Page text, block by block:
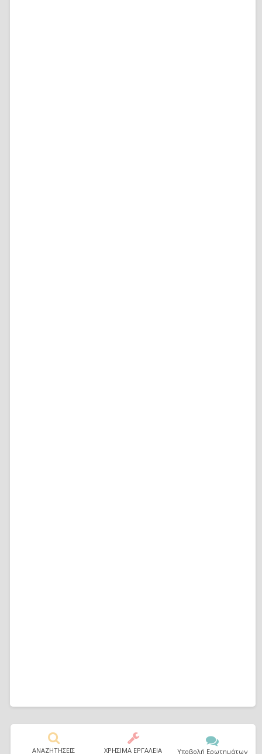
ΑΝΑΖΗΤΗΣΕΙΣ ΧΡΗΣΙΜΑ ΕΡΓΑΛΕΙΑ Υποβολή Ερωτημάτων